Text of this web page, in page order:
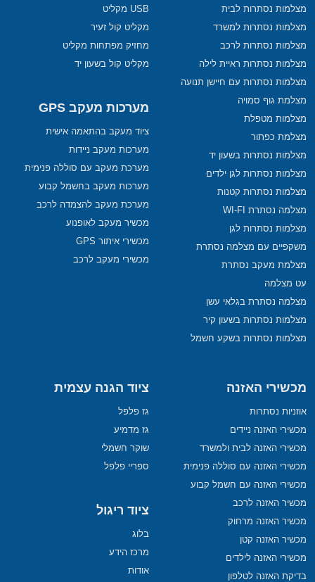
מצלמות נסתרות לבית
מצלמות נסתרות למשרד
מצלמות נסתרות לרכב
מצלמות נסתרות ראיית לילה
מצלמות נסתרות עם חיישן תנועה
מצלמת גוף סמויה
מצלמות מטפלת
מצלמת כפתור
מצלמות נסתרות בשעון יד
מצלמות נסתרות לגן ילדים
מצלמות נסתרות קטנות
מצלמה נסתרת WI-FI
מצלמות נסתרות לגן
משקפיים עם מצלמה נסתרת
מצלמת מעקב נסתרת
עט מצלמה
מצלמה נסתרת בגלאי עשן
מצלמות נסתרות בשעון קיר
מצלמות נסתרות בשקע חשמל
USB מקליט
מקליט קול זעיר
מחזיק מפתחות מקליט
מקליט קול בשעון יד
מערכות מעקב GPS
ציוד מעקב בהתאמה אישית
מערכות מעקב ניידות
מערכת מעקב עם סוללה פנימית
מערכות מעקב בחשמל קבוע
מערכת מעקב להצמדה לרכב
מכשיר מעקב לאופנוע
מכשירי איתור GPS
מכשירי מעקב לרכב
מכשירי האזנה
אוזניות נסתרות
מכשירי האזנה ניידים
מכשירי האזנה לבית ולמשרד
מכשירי האזנה עם סוללה פנימית
מכשירי האזנה עם חשמל קבוע
מכשיר האזנה לרכב
מכשיר האזנה מרחוק
מכשיר האזנה קטן
מכשירי האזנה לילדים
בדיקת האזנה לטלפון
ציוד הגנה עצמית
גז פלפל
גז מדמיע
שוקר חשמלי
ספריי פלפל
ציוד ריגול
בלוג
מרכז הידע
אודות